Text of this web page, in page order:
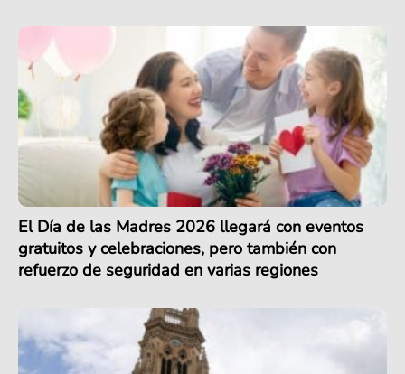
El Día de las Madres 2026 llegará con eventos
gratuitos y celebraciones, pero también con
refuerzo de seguridad en varias regiones